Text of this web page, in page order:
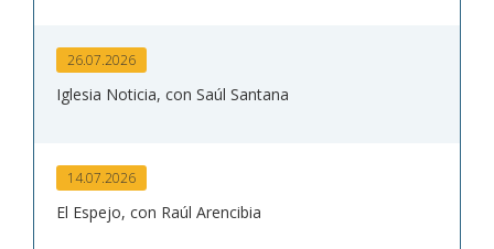
26.07.2026
Iglesia Noticia, con Saúl Santana
14.07.2026
El Espejo, con Raúl Arencibia